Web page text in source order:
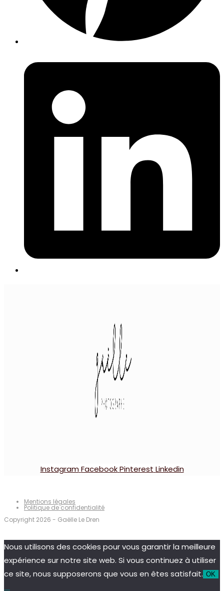
Instagram Facebook Pinterest Linkedin
Mentions légales
Politique de confidentialité
Copyright 2026 - Gaëlle Le Dren
Nous utilisons des cookies pour vous garantir la meilleure
expérience sur notre site web. Si vous continuez à utiliser
ce site, nous supposerons que vous en êtes satisfait. OK